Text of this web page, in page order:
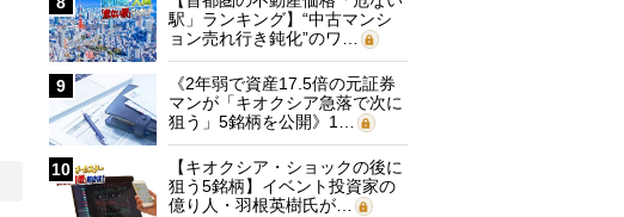
駅」ランキング】“中古マンシ
ョン売れ行き鈍化”のワ…
9
《2年弱で資産17.5倍の元証券
マンが「キオクシア急落で次に
狙う」5銘柄を公開》1…
10
【キオクシア・ショックの後に
狙う5銘柄】イベント投資家の
億り人・羽根英樹氏が…